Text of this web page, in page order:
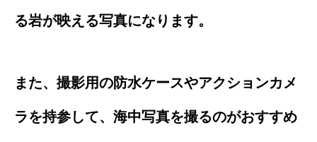
る岩が映える写真になります。
また、撮影用の防水ケースやアクションカメ
ラを持参して、海中写真を撮るのがおすすめ